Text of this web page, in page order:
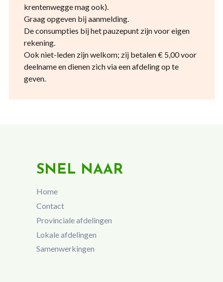
krentenwegge mag ook).
Graag opgeven bij aanmelding.
De consumpties bij het pauzepunt zijn voor eigen
rekening.
Ook niet-leden zijn welkom; zij betalen € 5,00 voor
deelname en dienen zich via een afdeling op te
geven.
SNEL NAAR
Home
Contact
Provinciale afdelingen
Lokale afdelingen
Samenwerkingen